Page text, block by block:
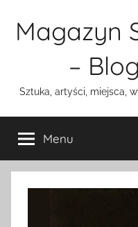
Magazyn
–
Sztuka, artyści, miejsca,
Menu